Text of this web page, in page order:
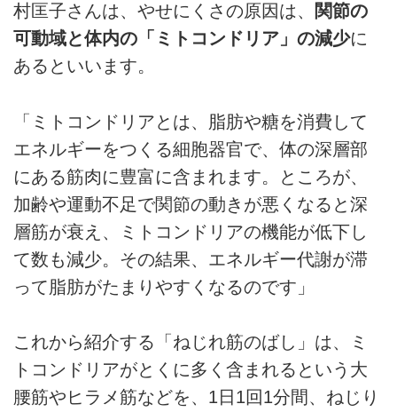
村匡子さんは、やせにくさの原因は、
関節の
可動域と体内の「ミトコンドリア」の減少に
あるといいます。
「ミトコンドリアとは、脂肪や糖を消費して
エネルギーをつくる細胞器官で、体の深層部
にある筋肉に豊富に含まれます。ところが、
加齢や運動不足で関節の動きが悪くなると深
層筋が衰え、ミトコンドリアの機能が低下し
て数も減少。その結果、エネルギー代謝が滞
って脂肪がたまりやすくなるのです」
これから紹介する「ねじれ筋のばし」は、ミ
トコンドリアがとくに多く含まれるという大
腰筋やヒラメ筋などを、1日1回1分間、ねじり